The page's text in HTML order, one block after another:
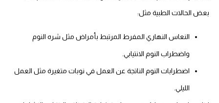
بعض الحالات الطبية مثل:
النعاس النهاري المفرط المرتبط بأمراض مثل شره النوم
واضطراب النوم الانتيابي.
اضطرابات النوم الناتجة عن العمل في نوبات متغيرة مثل العمل
الليلي.